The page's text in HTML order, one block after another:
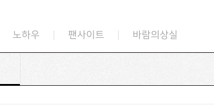
노하우 팬사이트 바람의상실